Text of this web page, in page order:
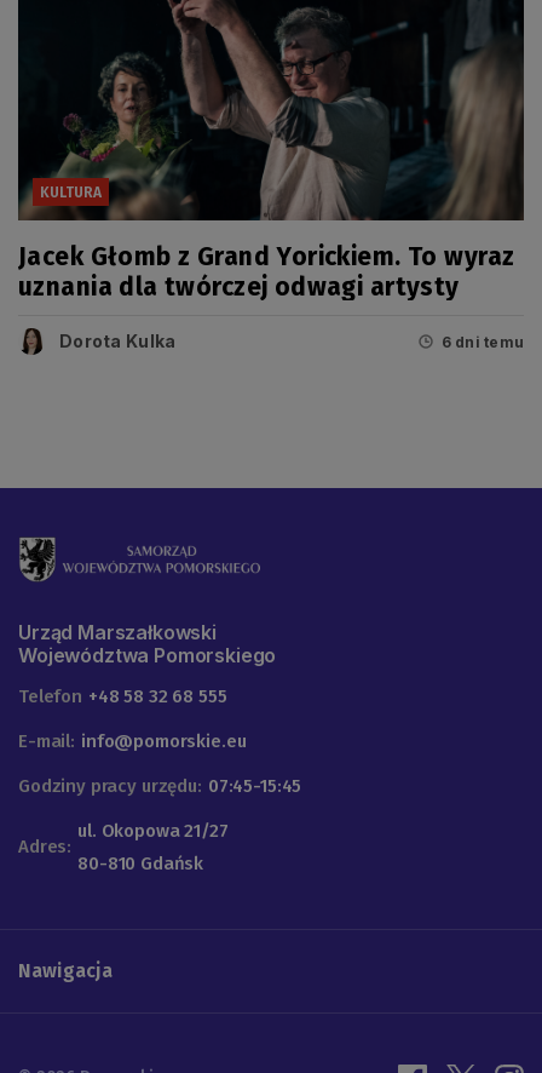
KULTURA
Jacek Głomb z Grand Yorickiem. To wyraz
uznania dla twórczej odwagi artysty
Dorota Kulka 6 dni temu
Urząd Marszałkowski
Województwa Pomorskiego
Telefon +48 58 32 68 555
E-mail: info@pomorskie.eu
Godziny pracy urzędu: 07:45-15:45
Adres:
ul. Okopowa 21/27
80-810 Gdańsk
Nawigacja